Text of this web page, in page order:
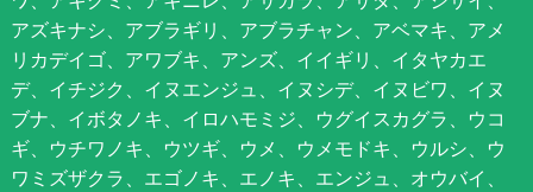
アズキナシ、アブラギリ、アブラチャン、アベマキ、アメ
リカデイゴ、アワブキ、アンズ、イイギリ、イタヤカエ
デ、イチジク、イヌエンジュ、イヌシデ、イヌビワ、イヌ
ブナ、イボタノキ、イロハモミジ、ウグイスカグラ、ウコ
ギ、ウチワノキ、ウツギ、ウメ、ウメモドキ、ウルシ、ウ
ワミズザクラ、エゴノキ、エノキ、エンジュ、オウバイ、